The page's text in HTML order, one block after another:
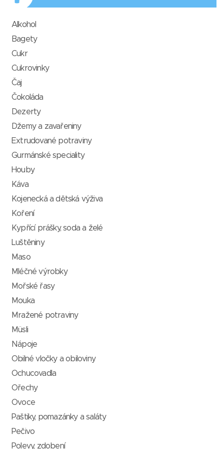
Alkohol
Bagety
Cukr
Cukrovinky
Čaj
Čokoláda
Dezerty
Džemy a zavařeniny
Extrudované potraviny
Gurmánské speciality
Houby
Káva
Kojenecká a dětská výživa
Koření
Kypřící prášky, soda a želé
Luštěniny
Maso
Mléčné výrobky
Mořské řasy
Mouka
Mražené potraviny
Müsli
Nápoje
Obilné vločky a obiloviny
Ochucovadla
Ořechy
Ovoce
Paštiky, pomazánky a saláty
Pečivo
Polevy, zdobení